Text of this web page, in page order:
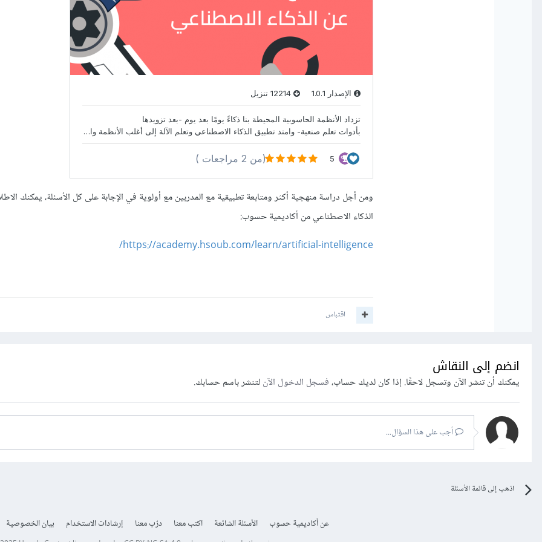
ومن أجل دراسة منهجية أكثر ومتابعة تطبيقية مع المدربين مع أولوية في الإجابة على كل الأسئلة، يمكنك
الذكاء الاصطناعي من أكاديمية حسوب:
https://academy.hsoub.com/learn/artificial-intelligence/
اقتباس
انضم إلى النقاش
يمكنك أن تنشر الآن وتسجل لاحقًا. إذا كان لديك حساب،فسجل الدخول الآنلتنشر باسم حسابك.
أجب على هذا السؤال...
اذهب إلى قائمة الأسئلة
عن أكاديمية حسوب الأسئلة الشائعة اكتب معنا درّب معنا إرشادات الاستخدام بيان الخصوصية